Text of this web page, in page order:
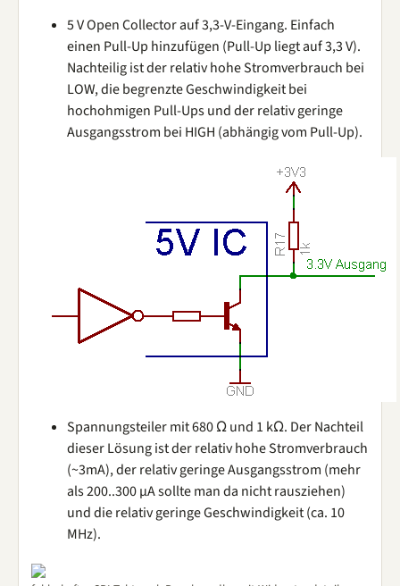
5 V Open Collector auf 3,3-V-Eingang. Einfach
einen Pull-Up hinzufügen (Pull-Up liegt auf 3,3 V).
Nachteilig ist der relativ hohe Stromverbrauch bei
LOW, die begrenzte Geschwindigkeit bei
hochohmigen Pull-Ups und der relativ geringe
Ausgangsstrom bei HIGH (abhängig vom Pull-Up).
Spannungsteiler mit 680 Ω und 1 kΩ. Der Nachteil
dieser Lösung ist der relativ hohe Stromverbrauch
(~3mA), der relativ geringe Ausgangsstrom (mehr
als 200..300 µA sollte man da nicht rausziehen)
und die relativ geringe Geschwindigkeit (ca. 10
MHz).